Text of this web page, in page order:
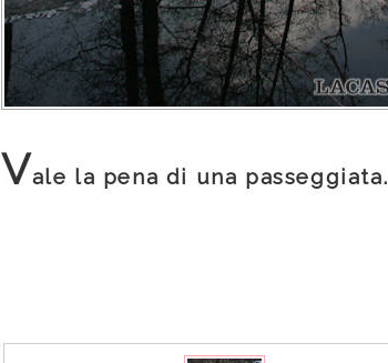
Vale la pena di una passeggiata.